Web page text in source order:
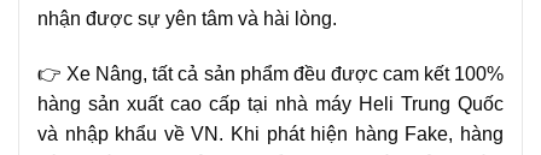
nhận được sự yên tâm và hài lòng.
👉 Xe Nâng, tất cả sản phẩm đều được cam kết 100%
hàng sản xuất cao cấp tại nhà máy Heli Trung Quốc
và nhập khẩu về VN. Khi phát hiện hàng Fake, hàng